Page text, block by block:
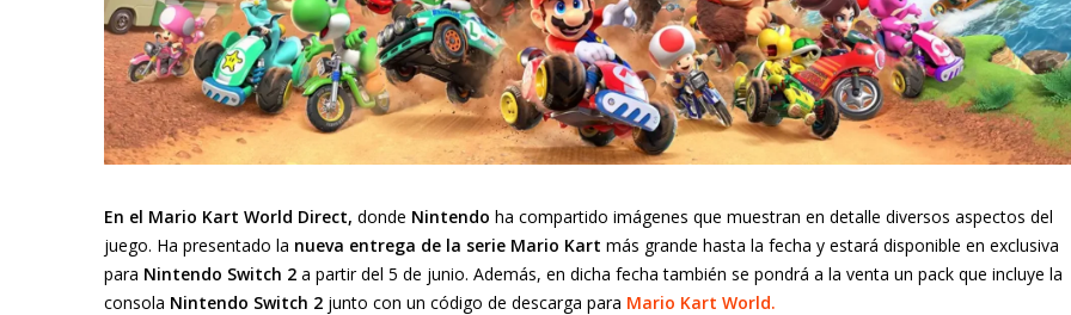
En el Mario Kart World Direct, donde Nintendo ha compartido imágenes que muestran en detalle diversos aspectos del
juego. Ha presentado la nueva entrega de la serie Mario Kart más grande hasta la fecha y estará disponible en exclusiva
para Nintendo Switch 2 a partir del 5 de junio. Además, en dicha fecha también se pondrá a la venta un pack que incluye la
consola Nintendo Switch 2 junto con un código de descarga para Mario Kart World.